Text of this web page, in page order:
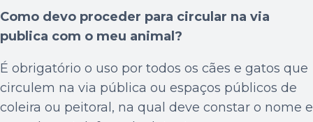
Como devo proceder para circular na via
publica com o meu animal?
É obrigatório o uso por todos os cães e gatos que
circulem na via pública ou espaços públicos de
coleira ou peitoral, na qual deve constar o nome e